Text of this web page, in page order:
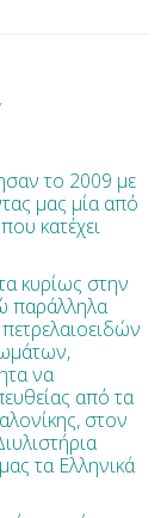
το 2009 με
μας μία από
κατέχει
κυρίως στην
παράλληλα
να
από τα
στον
τα Ελληνικά